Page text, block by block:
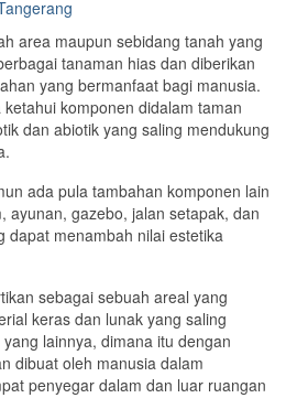
area maupun sebidang tanah yang
tanaman hias dan diberikan
yang bermanfaat bagi manusia.
komponen didalam taman
dan abiotik yang saling mendukung
ada pula tambahan komponen lain
ayunan, gazebo, jalan setapak, dan
dapat menambah nilai estetika
sebagai sebuah areal yang
keras dan lunak yang saling
lainnya, dimana itu dengan
dibuat oleh manusia dalam
penyegar dalam dan luar ruangan